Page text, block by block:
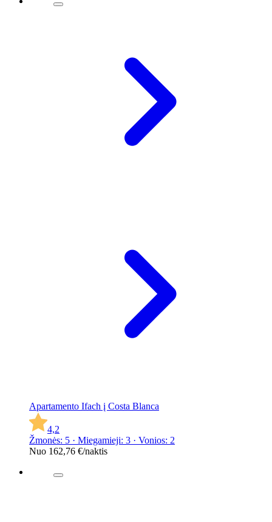
Apartamento Ifach į Costa Blanca
4,2
Žmonės: 5 · Miegamieji: 3 · Vonios: 2
Nuo 162,76 €/naktis